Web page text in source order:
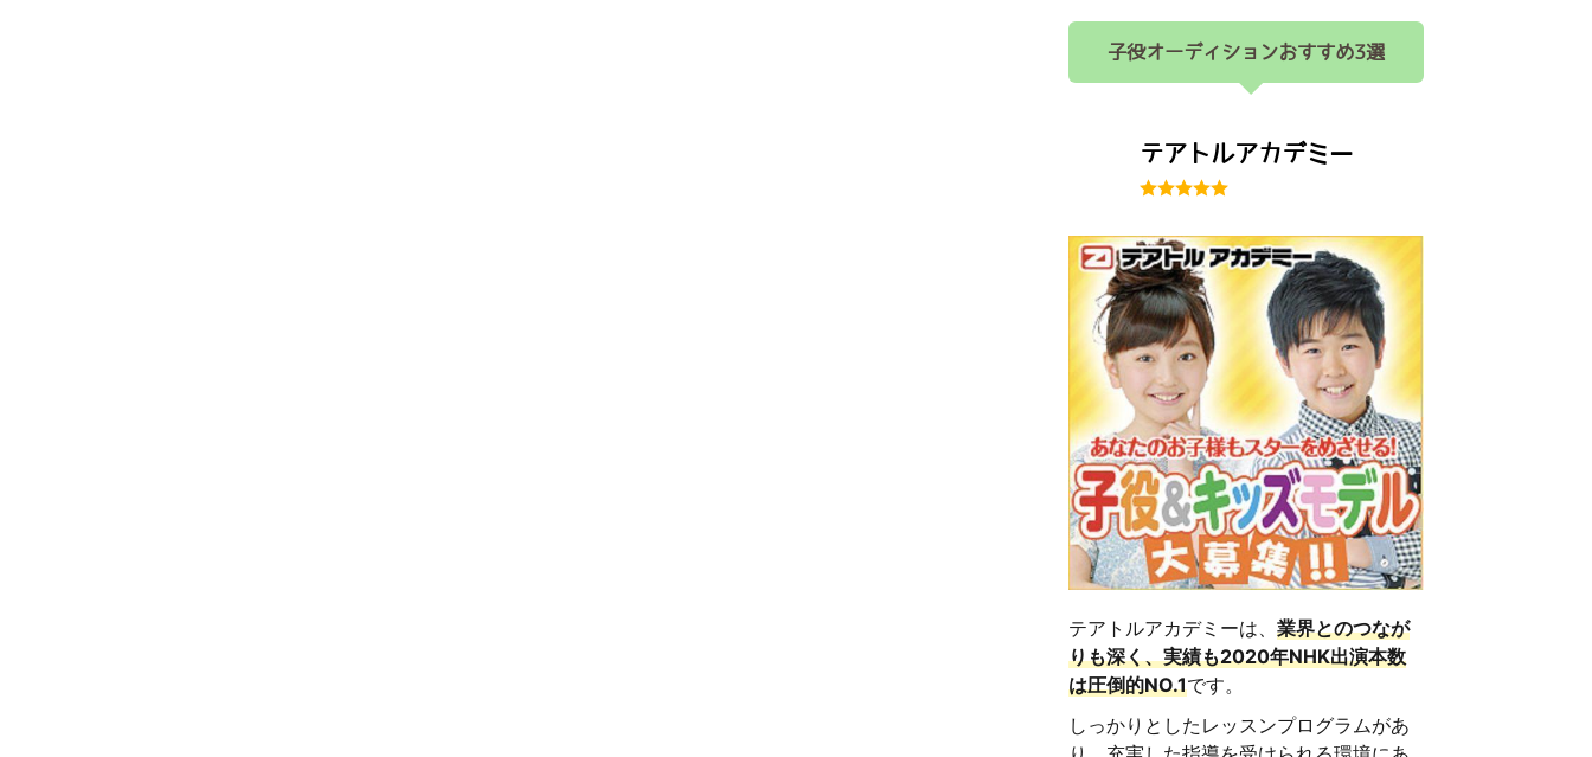
子役オーディションおすすめ3選
テアトルアカデミー
テアトルアカデミーは、 業界とのつなが
りも深く、実績も2020年NHK出演本数
は圧倒的NO.1です。
しっかりとしたレッスンプログラムがあ